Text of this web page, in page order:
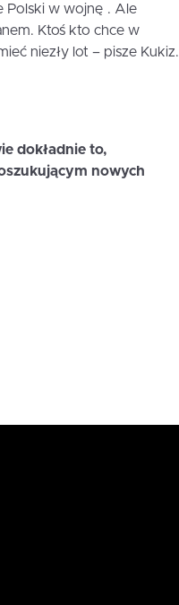
Polski w wojnę . Ale
Ktoś kto chce w
niezły lot – pisze Kukiz.
dokładnie to,
nowych